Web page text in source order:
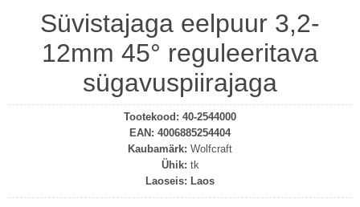
Süvistajaga eelpuur 3,2-
12mm 45° reguleeritava
sügavuspiirajaga
Tootekood: 40-2544000
EAN: 4006885254404
Kaubamärk: Wolfcraft
Ühik: tk
Laoseis: Laos